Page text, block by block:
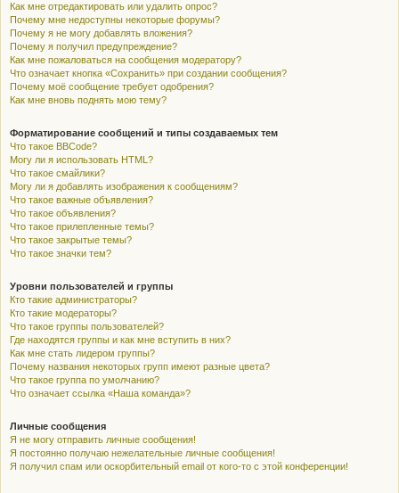
Как мне отредактировать или удалить опрос?
Почему мне недоступны некоторые форумы?
Почему я не могу добавлять вложения?
Почему я получил предупреждение?
Как мне пожаловаться на сообщения модератору?
Что означает кнопка «Сохранить» при создании сообщения?
Почему моё сообщение требует одобрения?
Как мне вновь поднять мою тему?
Форматирование сообщений и типы создаваемых тем
Что такое BBCode?
Могу ли я использовать HTML?
Что такое смайлики?
Могу ли я добавлять изображения к сообщениям?
Что такое важные объявления?
Что такое объявления?
Что такое прилепленные темы?
Что такое закрытые темы?
Что такое значки тем?
Уровни пользователей и группы
Кто такие администраторы?
Кто такие модераторы?
Что такое группы пользователей?
Где находятся группы и как мне вступить в них?
Как мне стать лидером группы?
Почему названия некоторых групп имеют разные цвета?
Что такое группа по умолчанию?
Что означает ссылка «Наша команда»?
Личные сообщения
Я не могу отправить личные сообщения!
Я постоянно получаю нежелательные личные сообщения!
Я получил спам или оскорбительный email от кого-то с этой конференции!